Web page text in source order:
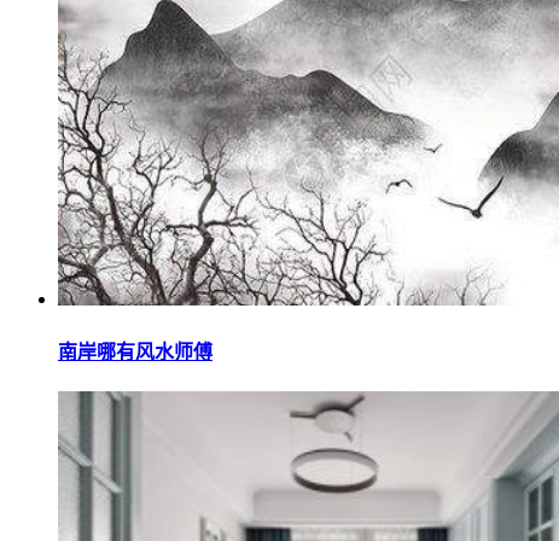
南岸哪有风水师傅